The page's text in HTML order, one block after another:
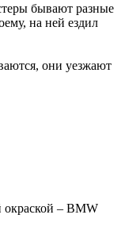
бывают разные
на ней ездил
они уезжают
окраской – BMW